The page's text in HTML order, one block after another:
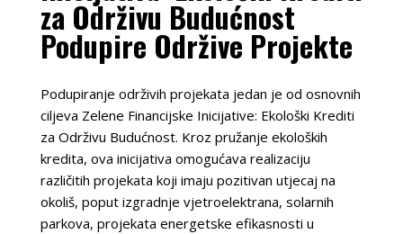
za Održivu Budućnost
Podupire Održive Projekte
Podupiranje održivih projekata jedan je od osnovnih
ciljeva Zelene Financijske Inicijative: Ekološki Krediti
za Održivu Budućnost. Kroz pružanje ekoloških
kredita, ova inicijativa omogućava realizaciju
različitih projekata koji imaju pozitivan utjecaj na
okoliš, poput izgradnje vjetroelektrana, solarnih
parkova, projekata energetske efikasnosti u